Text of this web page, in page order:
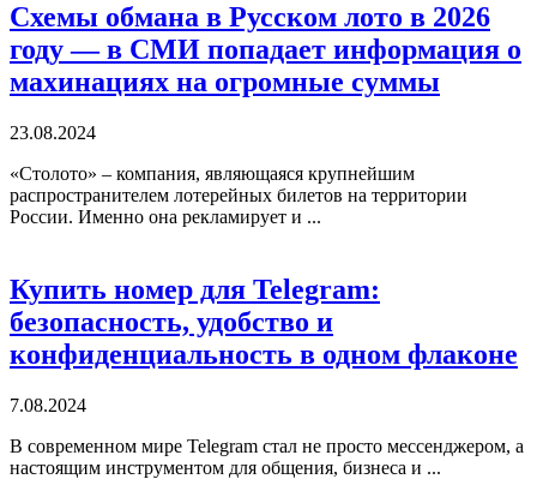
Схемы обмана в Русском лото в 2026
году — в СМИ попадает информация о
махинациях на огромные суммы
23.08.2024
«Столото» – компания, являющаяся крупнейшим
распространителем лотерейных билетов на территории
России. Именно она рекламирует и ...
Купить номер для Telegram:
безопасность, удобство и
конфиденциальность в одном флаконе
7.08.2024
В современном мире Telegram стал не просто мессенджером, а
настоящим инструментом для общения, бизнеса и ...